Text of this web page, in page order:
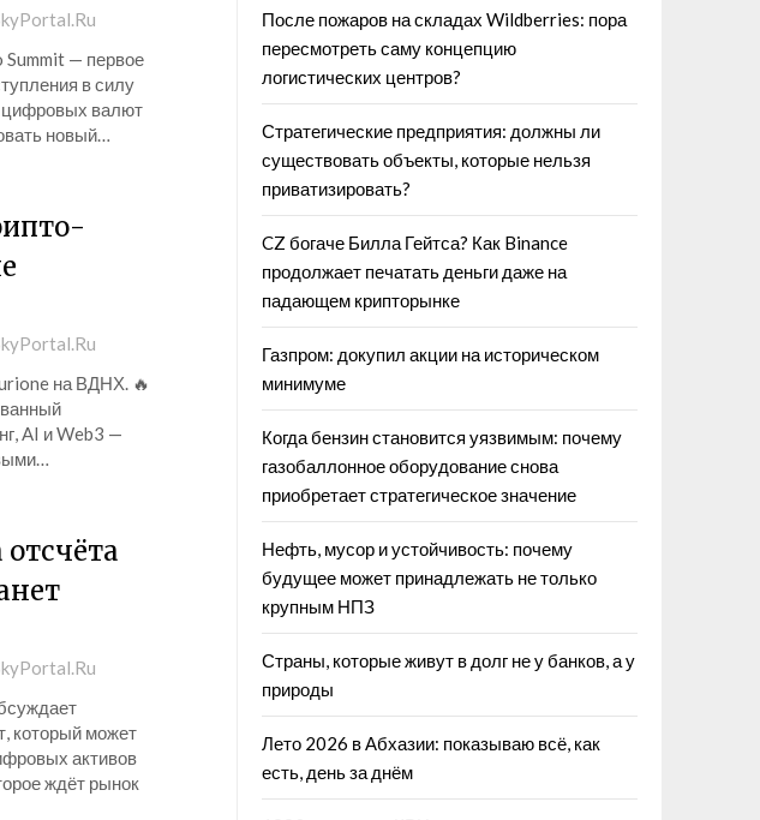
— первое
в силу
цифровых валют
новый…
на ВДНХ. 🔥
AI и Web3 —
который может
активов
ждёт рынок
После пожаров на складах Wildberries: пора
пересмотреть саму концепцию
логистических центров?
Стратегические предприятия: должны ли
существовать объекты, которые нельзя
приватизировать?
CZ богаче Билла Гейтса? Как Binance
продолжает печатать деньги даже на
падающем крипторынке
Газпром: докупил акции на историческом
минимуме
Когда бензин становится уязвимым: почему
газобаллонное оборудование снова
приобретает стратегическое значение
Нефть, мусор и устойчивость: почему
будущее может принадлежать не только
крупным НПЗ
Страны, которые живут в долг не у банков, а у
природы
Лето 2026 в Абхазии: показываю всё, как
есть, день за днём